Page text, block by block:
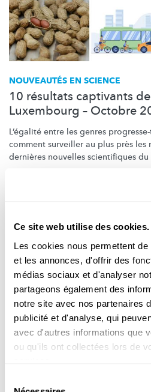
Ce site web utilise des cookies.
Les cookies nous permettent
et les annonces, d'offrir des
médias sociaux et d'analyser
partageons également des
notre site avec nos partenaires
publicité et d'analyse, qui
avec d'autres informations que
ou qu'ils ont collectées lors de
NOUVEAUTÉS EN SCIENCE
10 résultats captivants
Luxembourg – Octobre
L’égalité entre les genres
comment surveiller au plus près les
dernières nouvelles scientifiques du
IFEN WEITERBILDUNGEN